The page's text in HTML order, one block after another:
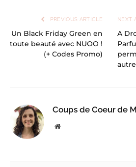
PREVIOUS ARTICLE
Un Black Friday Green en
toute beauté avec NUOO !
(+ Codes Promo)
NEXT
A
Coups de Coeur de
Website